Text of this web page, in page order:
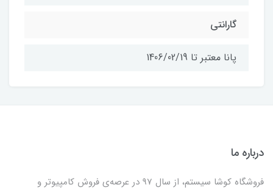
گارانتی
پانا معتبر تا 1406/02/19
درباره ما
فروشگاه کوشا سیستم، از سال 97 در عرصه‌ی فروش کامپیوتر و